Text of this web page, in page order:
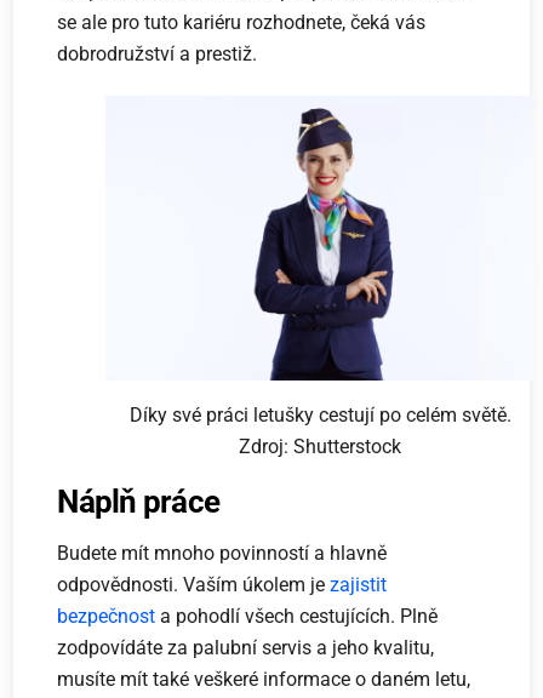
se ale pro tuto kariéru rozhodnete, čeká vás
dobrodružství a prestiž.
Díky své práci letušky cestují po celém světě.
Zdroj: Shutterstock
Náplň práce
Budete mít mnoho povinností a hlavně
odpovědnosti. Vaším úkolem jezajistit
bezpečnost a pohodlí všech cestujících. Plně
zodpovídáte za palubní servis a jeho kvalitu,
musíte mít také veškeré informace o daném letu,